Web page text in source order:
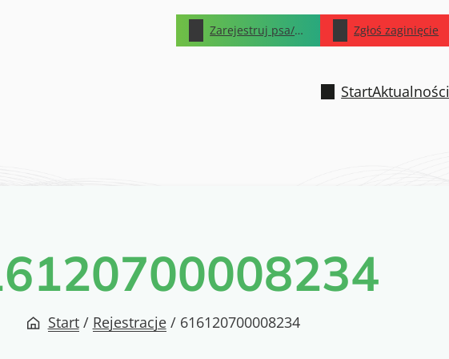
Zarejestruj psa/kota Zgłoś zaginięcie
StartAktualności
Start / Rejestracje / 616120700008234